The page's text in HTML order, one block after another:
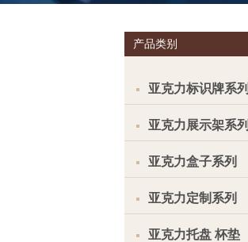
产品类别
亚克力标识牌系列
亚克力展示架系列
亚克力盒子系列
亚克力定制系列
亚克力托盘 杯垫